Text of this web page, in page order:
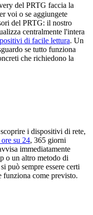
del PRTG faccia la
voi o se aggiungete
del PRTG: il nostro
centralmente l'intera
di facile lettura. Un
se tutto funziona
che richiedono la
i dispositivi di rete,
ore su 24, 365 giorni
immediatamente
o un altro metodo di
può sempre essere certi
funziona come previsto.